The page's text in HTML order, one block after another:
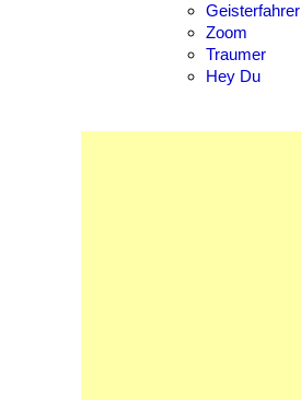
Geisterfahrer
Zoom
Traumer
Hey Du